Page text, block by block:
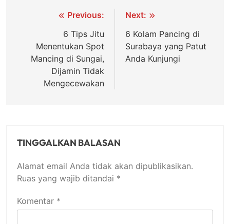
NavigasiPrevious:
6 Tips Jitu
Menentukan Spot
Mancing di Sungai,
Dijamin Tidak
Mengecewakan
Next:
6 Kolam Pancing di
Surabaya yang Patut
Anda Kunjungi
TINGGALKAN BALASAN
Alamat email Anda tidak akan dipublikasikan.
Ruas yang wajib ditandai *
Komentar *